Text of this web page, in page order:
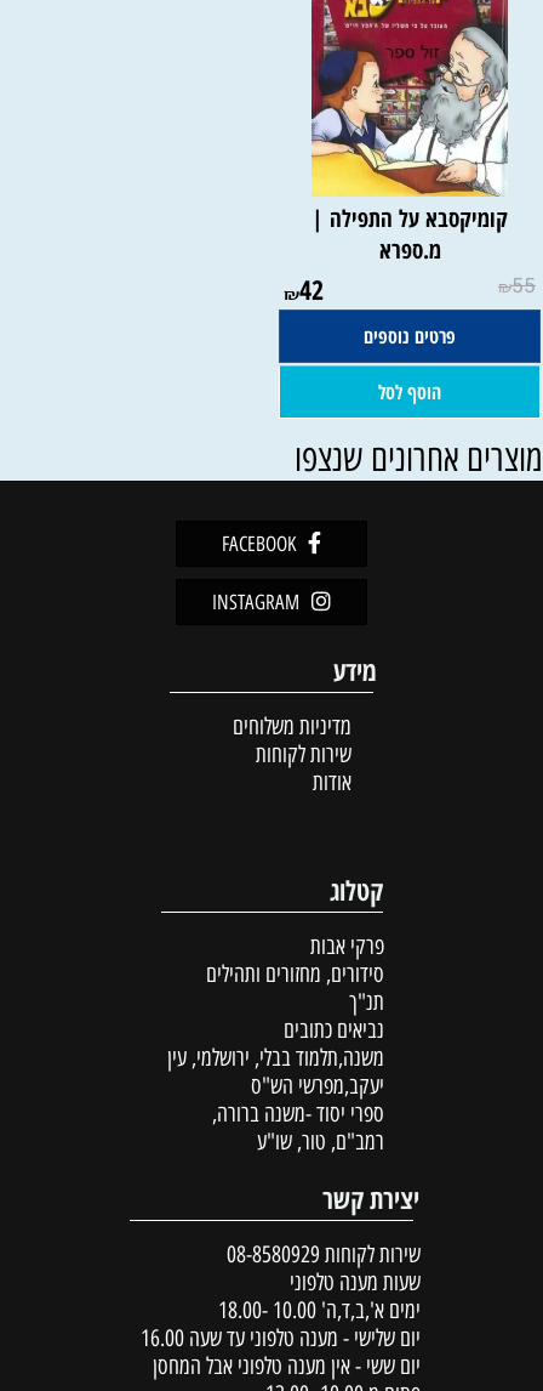
קומיקסבא על התפילה |
מ.ספרא
₪55
₪42
פרטים נוספים
הוסף לסל
אחרונים שנצפו
FACEBOOK
INSTAGRAM
מידע
מדיניות משלוחים
שירות לקוחות
אודות
קטלוג
פרקי אבות
סידורים, מחזורים ותהילים
תנ"ך
נביאים כתובים
משנה,תלמוד בבלי, ירושלמי, עין
יעקב,מפרשי הש"ס
ספרי יסוד -משנה ברורה,
רמב"ם, טור, שו"ע
יצירת קשר
שירות לקוחות 08-8580929
שעות מענה טלפוני
ימים א',ב,ד,ה' 10.00 -18.00
יום שלישי - מענה טלפוני עד שעה 16.00
יום ששי - אין מענה טלפוני אבל המחסן